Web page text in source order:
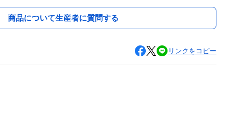
商品について生産者に質問する
リンクをコピー